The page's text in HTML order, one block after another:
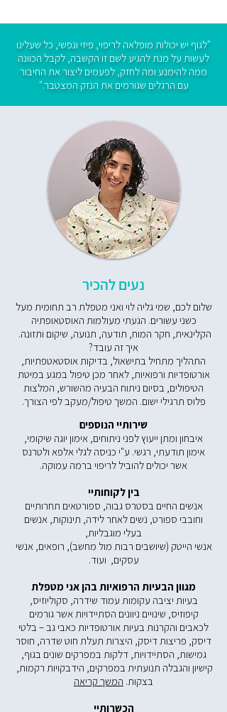
"לגוף יש יכולות מופלאה לריפוי, פיזי ונפשי, כל שעלינו
לעשות על מנת להגיע לשם זו הקשבה, לקבל הכוונה
ממה להימנע ומה לחזק, לפעמים ליצור את החיבור
עם הרגלים שגורמים את הנזק המצטבר."
נעים להכיר
שלום לכם, שמי גליה לוי ואני מטפלת רב תחומית מעל
כשני עשורים. הגעתי מעולמות האוסטאופתיה
הקלינאית, חקר המוח, תודעה, תנועה, שיקום ותזונה.
איך זה עובד?
התהליך מתחיל בתישאול, בדיקות אוסטאטפתיות,
אורטופדיות ורפואיות, לאחר מכן טיפול במגע במיטת
הטיפולים, בסיום ניתוח הבעיה מהשורש, המלצות
פלוס תרגילי ישום. המשך טיפול/מעקב לפי הצורך.
שירותיי הנוספים
איבחון ומתן ייעוץ לפני ניתוחים, אימון יוגה שיקומי,
אימון תודעתי, רגשי. ע"י כניסה לגלי אלפא ולטרנס
אשר יכולים להוביל לריפוי ברמה עמוקה.
בין לקוחותיי
אנשים החיים בסטרס גבוה, ספורטאים תחרותיים
וחובבי ספורט, נשים לאחר לידה, תינוקות, אנשים
בעלי מוגבליות,
אנשי הייטק (שיושבים רבות מול מחשב), רופאים, אנשי
עסקים, ועוד.
מגוון הבעיות הרפואיות בהן אני מטפלת
בעיות יציבה עקומות עמוד שידרה, סקוליוזיס,
קיפוזיס, שינויים ניוונים הסתיידויות אשר גורמים
לכאבים והקרנות בעיות אורטופדיות כאבי גב – בלטי
דיסק, פריצות דיסק, היצרות תעלת חוט שדרה, חוסר
גמישות, הסתיידויות, דלקות במפרקים שונים בגוף,
קישיון והגבלה תנועתית במפרקים, הידבקויות רקמות,
בצקות. המשך קריאה
הכשרותיי